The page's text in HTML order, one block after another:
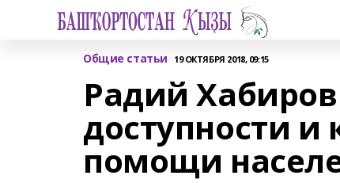
Общие статьи 19 ОКТЯБРЯ 2018, 09:15
Радий
доступности и
помощи